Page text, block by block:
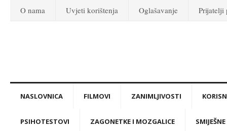
O nama Uvjeti korištenja Oglašavanje Prijatelji
NASLOVNICA FILMOVI ZANIMLJIVOSTI
PSIHOTESTOVI ZAGONETKE I MOZGALICE